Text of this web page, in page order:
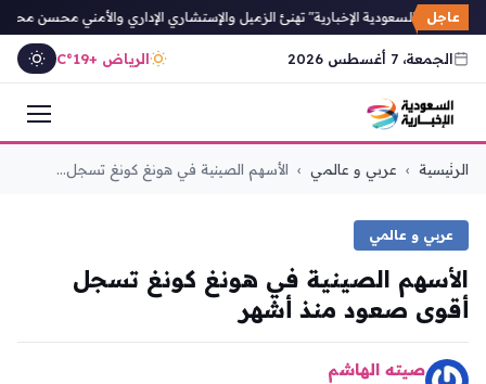
عاجل
"السعودية الإخبارية" تهنئ الزميل والإستشاري الإداري والأمني محسن محمد
الجمعة، 7 أغسطس 2026 الرياض +19°C
التجاوز
الرئيسية › عربي و عالمي › الأسهم الصينية في هونغ كونغ تسجل...
عربي و عالمي
الأسهم الصينية في هونغ كونغ تسجل
أقوى صعود منذ أشهر
صيته الهاشم